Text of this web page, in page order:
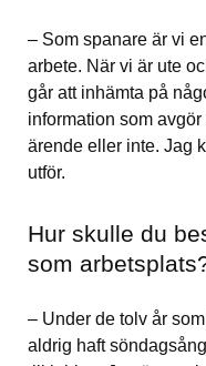
– Som spanare är vi
arbete. När vi är ute
går att inhämta på
information som
ärende eller inte. Jag
utför.
Hur skulle du
som
– Under de tolv år
aldrig haft